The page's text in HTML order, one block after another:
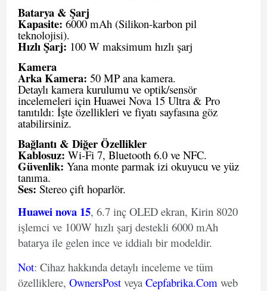
Batarya & Şarj
Kapasite: 6000 mAh (Silikon-karbon pil
teknolojisi).
Hızlı Şarj: 100 W maksimum hızlı şarj
Kamera
Arka Kamera: 50 MP ana kamera.
Detaylı kamera kurulumu ve optik/sensör
incelemeleri için Huawei Nova 15 Ultra & Pro
tanıtıldı: İşte özellikleri ve fiyatı sayfasına göz
atabilirsiniz.
Bağlantı & Diğer Özellikler
Kablosuz: Wi-Fi 7, Bluetooth 6.0 ve NFC.
Güvenlik: Yana monte parmak izi okuyucu ve yüz
tanıma.
Ses: Stereo çift hoparlör.
Huawei nova 15, 6.7 inç OLED ekran, Kirin 8020
işlemci ve 100W hızlı şarj destekli 6000 mAh
batarya ile gelen ince ve iddialı bir modeldir.
Not: Cihaz hakkında detaylı inceleme ve tüm
özelliklere, OwnersPost veya Cepfabrika.Com web